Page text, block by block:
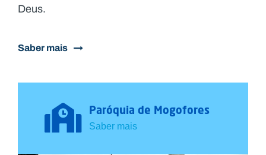
Deus.​
Saber mais
Paróquia de Mogofores
Saber mais